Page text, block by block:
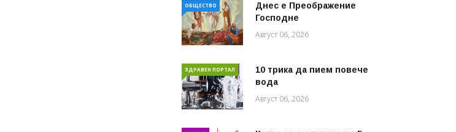
ОБЩЕСТВО
Днес е Преображение
Господне
Август 06, 2026
ЗДРАВЕН ПОРТАЛ
10 трика да пием повече
вода
Август 06, 2026